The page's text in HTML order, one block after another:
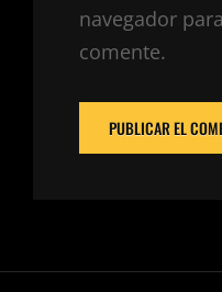
navegador
comente.